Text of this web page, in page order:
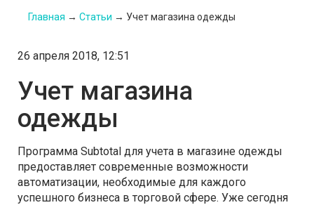
Главная → Статьи → Учет магазина одежды
26 апреля 2018, 12:51
Учет магазина
одежды
Программа Subtotal для учета в магазине одежды
предоставляет современные возможности
автоматизации, необходимые для каждого
успешного бизнеса в торговой сфере. Уже сегодня